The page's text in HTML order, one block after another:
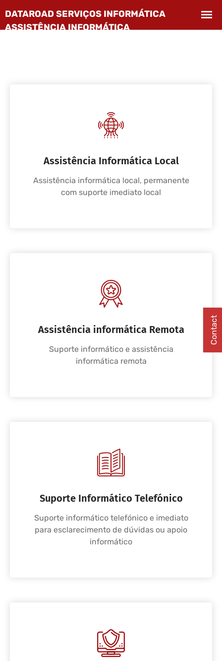
Assistência Informática Local
Assistência informática local, permanente
com suporte imediato local
Assistência informática Remota
Suporte informático e assistência
informática remota
Suporte Informático Telefónico
Suporte informático telefónico e imediato
para esclarecimento de dúvidas ou apoio
informático
Contact